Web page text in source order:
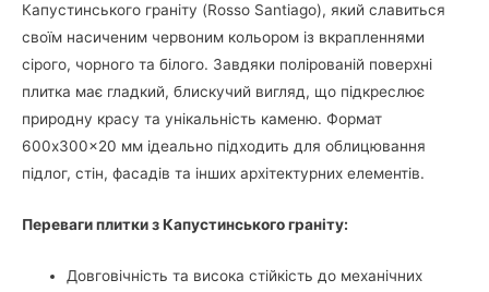
Капустинського граніту (Rosso Santiago), який славиться
своїм насиченим червоним кольором із вкрапленнями
сірого, чорного та білого. Завдяки полірованій поверхні
плитка має гладкий, блискучий вигляд, що підкреслює
природну красу та унікальність каменю. Формат
600x300x20 мм ідеально підходить для облицювання
підлог, стін, фасадів та інших архітектурних елементів.
Переваги плитки з Капустинського граніту:
Довговічність та висока стійкість до механічних